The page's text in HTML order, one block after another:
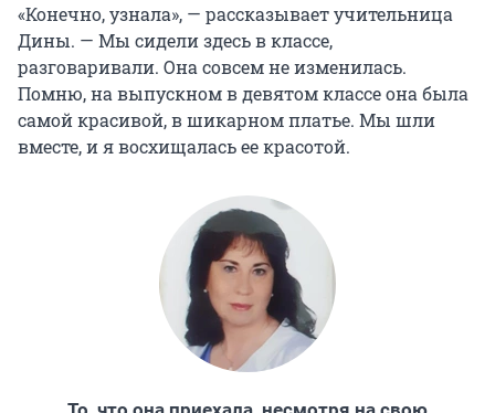
«Конечно, узнала», — рассказывает учительница
Дины. — Мы сидели здесь в классе,
разговаривали. Она совсем не изменилась.
Помню, на выпускном в девятом классе она была
самой красивой, в шикарном платье. Мы шли
вместе, и я восхищалась ее красотой.